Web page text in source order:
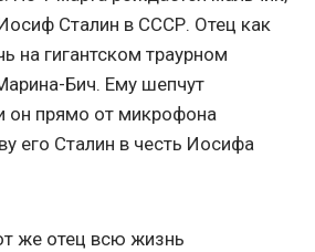
Сталин в СССР. Отец как
на гигантском траурном
Бич. Ему шепчут
он прямо от микрофона
его Сталин в честь Иосифа
же отец всю жизнь